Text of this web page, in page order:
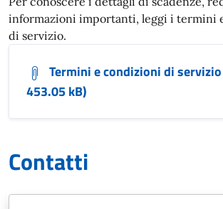
informazioni importanti, leggi i termini
di servizio.
Termini e condizioni di servizio
453.05 kB)
Contatti